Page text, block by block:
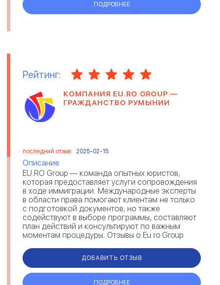
ПОДРОБНЕЕ
Рейтинг:
КОМПАНИЯ EU.RO GROUP —
ГРАЖДАНСТВО РУМЫНИИ
последний отзыв: 2025-02-15
Описание
EU.RO Group — команда опытных юристов,
которая предоставляет услуги сопровождения
в ходе иммиграции. Международные эксперты
в области права помогают клиентам не только
с подготовкой документов, но также
содействуют в выборе программы, составляют
план действий и консультируют по важным
моментам процедуры. Отзывы о Eu ro Group
ДОБАВИТЬ ОТЗЫВ
ПОДРОБНЕЕ